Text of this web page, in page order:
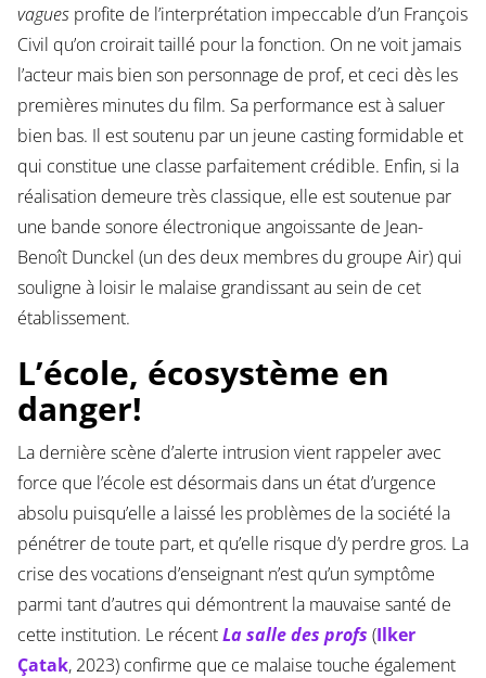
vaguesprofite de l’interprétation impeccable d’un François
Civil qu’on croirait taillé pour la fonction. On ne voit jamais
l’acteur mais bien son personnage de prof, et ceci dès les
premières minutes du film. Sa performance est à saluer
bien bas. Il est soutenu par un jeune casting formidable et
qui constitue une classe parfaitement crédible. Enfin, si la
réalisation demeure très classique, elle est soutenue par
une bande sonore électronique angoissante de Jean-
Benoît Dunckel (un des deux membres du groupe Air) qui
souligne à loisir le malaise grandissant au sein de cet
établissement.
L’école, écosystème en
danger!
La dernière scène d’alerte intrusion vient rappeler avec
force que l’école est désormais dans un état d’urgence
absolu puisqu’elle a laissé les problèmes de la société la
pénétrer de toute part, et qu’elle risque d’y perdre gros. La
crise des vocations d’enseignant n’est qu’un symptôme
parmi tant d’autres qui démontrent la mauvaise santé de
cette institution. Le récentLa salle des profs (Ilker
Çatak, 2023) confirme que ce malaise touche également